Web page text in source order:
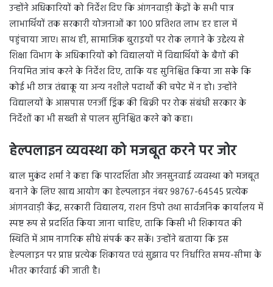
उन्होंने अधिकारियों को निर्देश दिए कि आंगनवाड़ी केंद्रों के सभी पात्र
लाभार्थियों तक सरकारी योजनाओं का 100 प्रतिशत लाभ हर हाल में
पहुंचाया जाए। साथ ही, सामाजिक बुराइयों पर रोक लगाने के उद्देश्य से
शिक्षा विभाग के अधिकारियों को विद्यालयों में विद्यार्थियों के बैगों की
नियमित जांच करने के निर्देश दिए, ताकि यह सुनिश्चित किया जा सके कि
कोई भी छात्र तंबाकू या अन्य नशीले पदार्थों की चपेट में न हो। उन्होंने
विद्यालयों के आसपास एनर्जी ड्रिंक की बिक्री पर रोक संबंधी सरकार के
निर्देशों का भी सख्ती से पालन सुनिश्चित करने को कहा।
हेल्पलाइन व्यवस्था को मजबूत करने पर जोर
बाल मुकंद शर्मा ने कहा कि पारदर्शिता और जनसुनवाई व्यवस्था को मजबूत
बनाने के लिए खाद्य आयोग का हेल्पलाइन नंबर 98767-64545 प्रत्येक
आंगनवाड़ी केंद्र, सरकारी विद्यालय, राशन डिपो तथा सार्वजनिक कार्यालय में
स्पष्ट रूप से प्रदर्शित किया जाना चाहिए, ताकि किसी भी शिकायत की
स्थिति में आम नागरिक सीधे संपर्क कर सकें। उन्होंने बताया कि इस
हेल्पलाइन पर प्राप्त प्रत्येक शिकायत एवं सुझाव पर निर्धारित समय-सीमा के
भीतर कार्रवाई की जाती है।